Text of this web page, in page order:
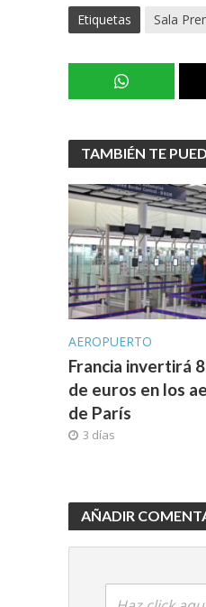
Etiquetas Sala
TAMBIÉN TE
AEROPUERTO
Francia invertirá
de euros en los
de París
3 días
AÑADIR